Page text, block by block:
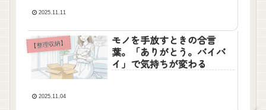
2025.11.11
【整理収納】
モノを手放すときの合言
葉。「ありがとう。バイバ
イ」で気持ちが変わる
2025.11.04